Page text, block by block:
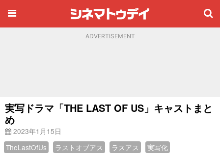
ADVERTISEMENT
実写ドラマ「THE LAST OF US」キャストまと
め
2023年1月15日
TheLastOfUs
ラストオブアス ラスアス 実写化